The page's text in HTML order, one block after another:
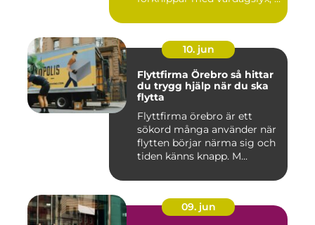
10. jun
Flyttfirma Örebro så hittar
du trygg hjälp när du ska
flytta
Flyttfirma örebro är ett
sökord många använder när
flytten börjar närma sig och
tiden känns knapp. M...
09. jun